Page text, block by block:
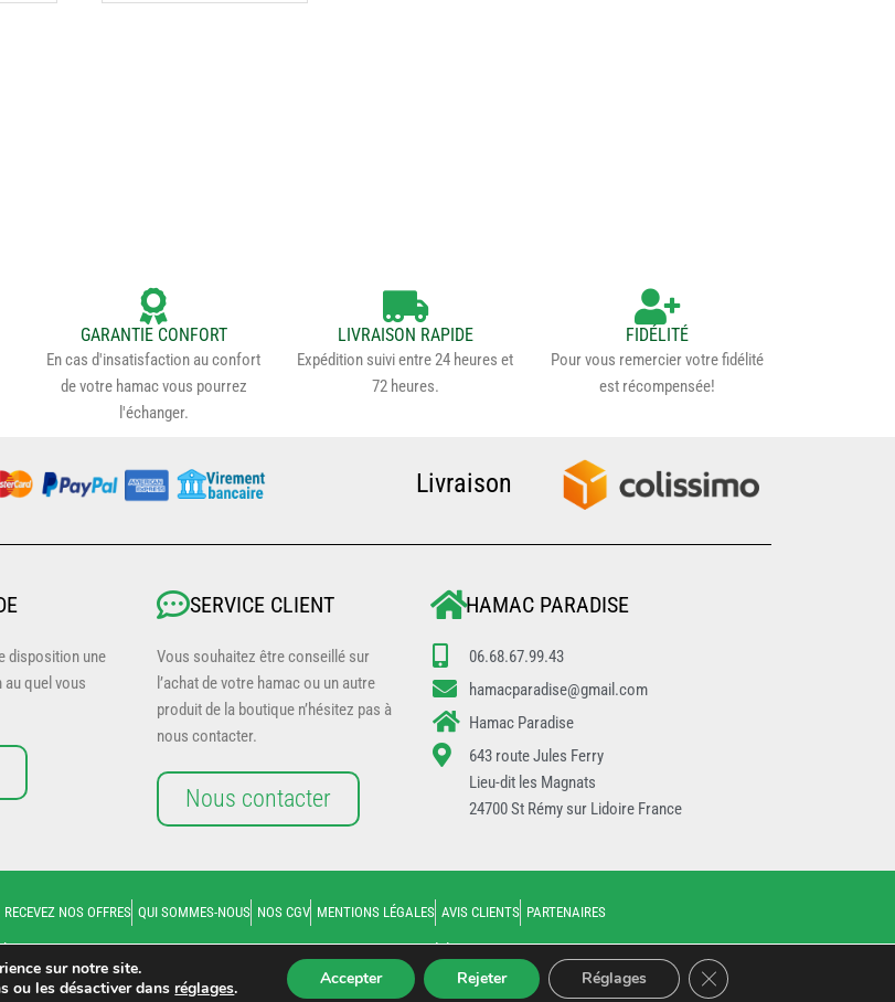
GARANTIE CONFORT
En cas d'insatisfaction au confort
de votre hamac vous pourrez
l'échanger.
LIVRAISON RAPIDE
Expédition suivi entre 24 heures et
72 heures.
FIDÉLITÉ
Pour vous remercier votre fidélité
est récompensée!
Livraison
disposition une
au quel vous
SERVICE CLIENT
Vous souhaitez être conseillé sur
l’achat de votre hamac ou un autre
produit de la boutique n’hésitez pas à
nous contacter.
Nous contacter
HAMAC PARADISE
06.68.67.99.43
hamacparadise@gmail.com
Hamac Paradise
643 route Jules Ferry
Lieu-dit les Magnats
24700 St Rémy sur Lidoire France
RECEVEZ NOS OFFRES QUI SOMMES-NOUS NOS CGV MENTIONS LÉGALES AVIS CLIENTS PARTENAIRES
Suisse, Corse, Outre Mer, Martinique, Réunion, Mayotte, Guadeloupe
Copyright © 2026 Hamac Paradise
sur notre site.
ou les désactiver dans réglages. Accepter Rejeter Réglages Fermer la bannière des